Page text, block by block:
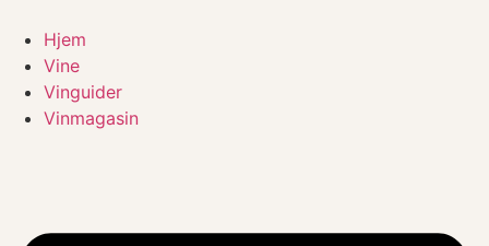
indhold
Hjem
Vine
Vinguider
Vinmagasin